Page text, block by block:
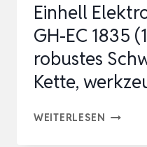
&
25MM…
Einhell
GH-EC 1835
robustes
Kette,
WEITERLESEN EINHELL